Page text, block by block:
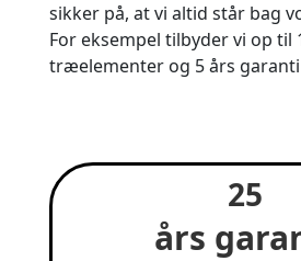
sikker på, at vi altid står bag
For eksempel tilbyder vi op til
træelementer og 5 års
25
års